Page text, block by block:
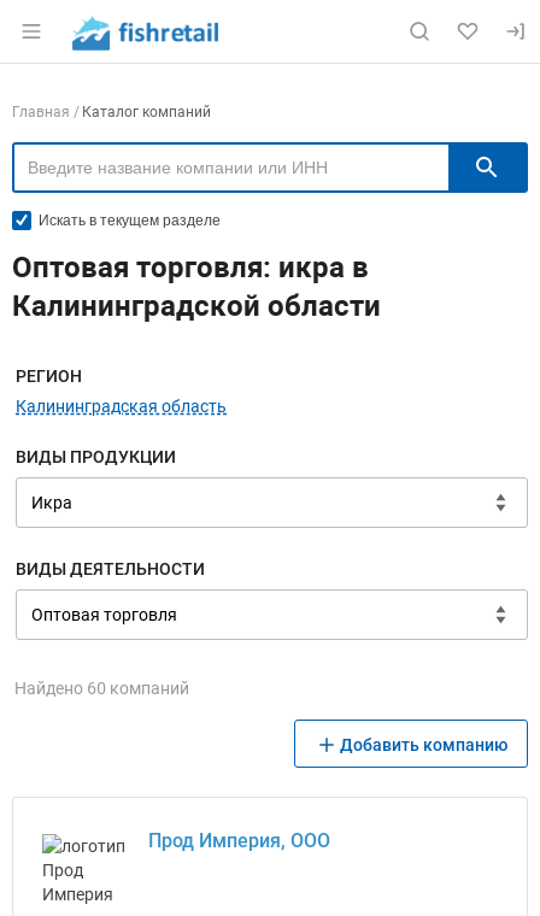
Раздел навигации по сайту fishretail.ru
Навигация по компаниям
Главная Каталог компаний
Искать в текущем разделе
Оптовая торговля: икра в
Калининградской области
Меню навигации
РЕГИОН
Калининградская область
ВИДЫ ПРОДУКЦИИ
ВИДЫ ДЕЯТЕЛЬНОСТИ
Найдено 60 компаний
Добавить компанию
Прод Империя, ООО